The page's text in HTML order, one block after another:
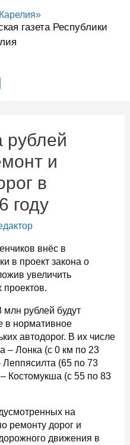
газета Республики
рублей
и
в
году
внёс в
в проект закона о
увеличить
рублей будут
в нормативное
автодорог. В их числе
– Лонка (с 0 км по 23
(65 по 73
Костомукша (с 55 по 83
на
ремонту дорог и
движения в